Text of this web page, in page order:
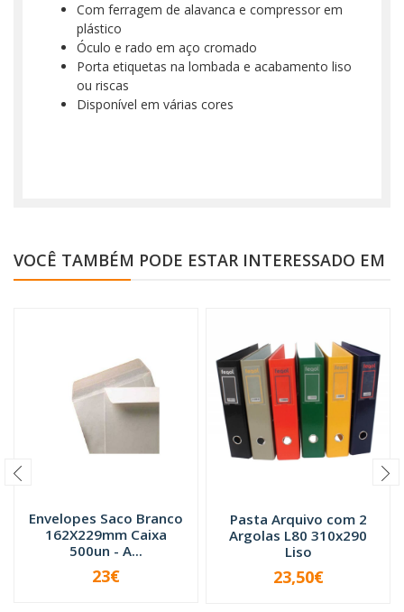
Com ferragem de alavanca e compressor em
plástico
Óculo e rado em aço cromado
Porta etiquetas na lombada e acabamento liso
ou riscas
Disponível em várias cores
VOCÊ TAMBÉM PODE ESTAR INTERESSADO EM
Envelopes Saco Branco
162X229mm Caixa
500un - A...
+
23€
Pasta Arquivo com 2
Argolas L80 310x290
Liso
VER OPÇÕES
23,50€